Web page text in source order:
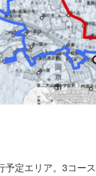
予定エリア。3コー